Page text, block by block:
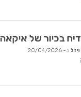
בכיור של איקאה
ב- 20/04/2026